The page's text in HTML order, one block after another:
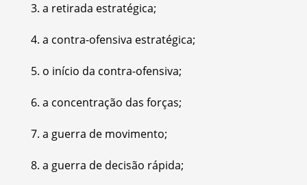
a retirada estratégica;
a contra-ofensiva estratégica;
o início da contra-ofensiva;
a concentração das forças;
a guerra de movimento;
a guerra de decisão rápida;